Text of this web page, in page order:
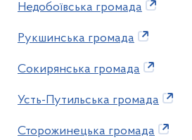
Недобоївська громада
Рукшинська громада
Сокирянська громада
Усть-Путильська громада
Сторожинецька громада